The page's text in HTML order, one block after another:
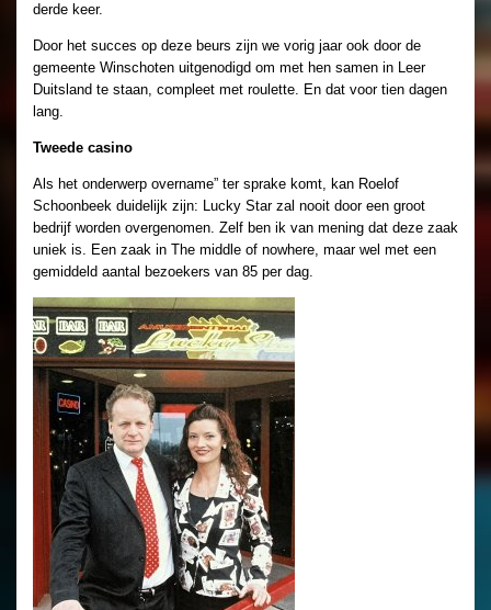
derde keer.
Door het succes op deze beurs zijn we vorig jaar ook door de
gemeente Winschoten uitgenodigd om met hen samen in Leer
Duitsland te staan, compleet met roulette. En dat voor tien dagen
lang.
Tweede casino
Als het onderwerp overname” ter sprake komt, kan Roelof
Schoonbeek duidelijk zijn: Lucky Star zal nooit door een groot
bedrijf worden overgenomen. Zelf ben ik van mening dat deze zaak
uniek is. Een zaak in The middle of nowhere, maar wel met een
gemiddeld aantal bezoekers van 85 per dag.